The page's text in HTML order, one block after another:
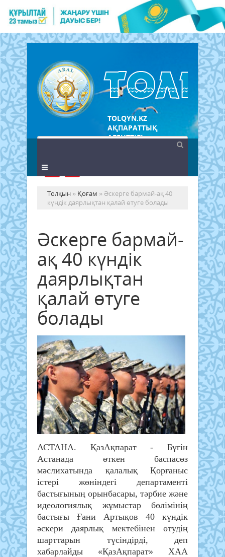
TOLQYN.KZ
АҚПАРАТТЫҚ
АГЕНТТІГІ
Толқын » Қоғам » Әскерге бармай-ақ 40
күндік даярлықтан қалай өтуге болады
Әскерге бармай-
ақ 40 күндік
даярлықтан
қалай өтуге
болады
АСТАНА. ҚазАқпарат - Бүгін
Астанада өткен баспасөз
мәслихатында қалалық Қорғаныс
істері жөніндегі департаменті
бастығының орынбасары, тәрбие және
идеологиялық жұмыстар бөлімінің
бастығы Ғани Артықов 40 күндік
әскери даярлық мектебінен өтудің
шарттарын түсіндірді, деп
хабарлайды «ҚазАқпарат» ХАА